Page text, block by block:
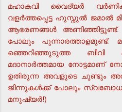
മഹാകവി വൈദ്യര്‍
വളര്‍ത്തപ്പെട്ട ഹുസ്നുല്‍ ജമാല്‍
ആഭരണങ്ങള്‍
പോലും പുന്നാരത്താളമുണ്ട്.
ഞ്ഞെറിഞ്ഞുടുത്ത ബീവി
മദാനാര്‍ത്തമായ നോട്ടമാണ്
ഉതിരുന്ന അവളുടെ ചുണ്ടും
ജിന്നുകള്‍ക്ക് പോലും സ്വബോധം
മനുഷ്യര്‍!)